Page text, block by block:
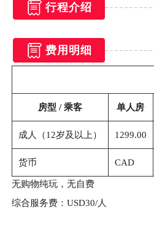
行程介绍
费用明细
房型 / 乘客 单人房
成人（12岁及以上） 1299.00
货币 CAD
无购物纯玩，无自费
综合服务费：USD30/人